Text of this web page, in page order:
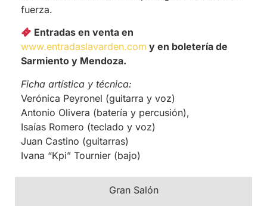
fuerza.
Entradas en venta en
www.entradaslavarden.com y en boletería de
Sarmiento y Mendoza.
Ficha artística y técnica:
Verónica Peyronel (guitarra y voz)
Antonio Olivera (batería y percusión),
Isaías Romero (teclado y voz)
Juan Castino (guitarras)
Ivana “Kpi” Tournier (bajo)
Gran Salón